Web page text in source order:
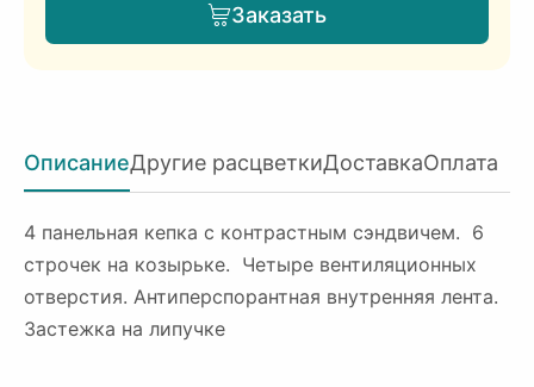
Заказать
ОписаниеДругие расцветкиДоставкаОплата
4 панельная кепка с контрастным сэндвичем. 6
строчек на козырьке. Четыре вентиляционных
отверстия. Антиперспорантная внутренняя лента.
Застежка на липучке